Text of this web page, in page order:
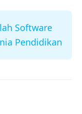
Software
Pendidikan